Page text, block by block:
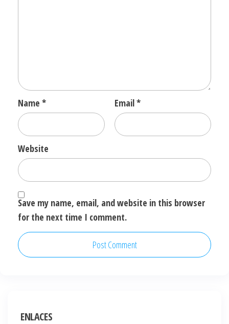
Name * Email*
Website
Save my name, email, and website in this browser
for the next time I comment.
ENLACES